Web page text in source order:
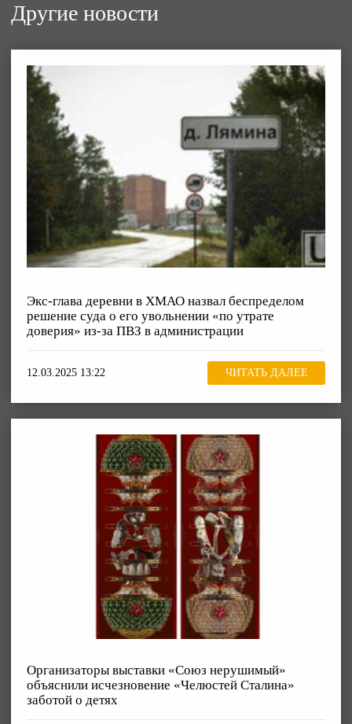
Другие новости
Экс-глава деревни в ХМАО назвал беспределом
решение суда о его увольнении «по утрате
доверия» из-за ПВЗ в администрации
12.03.2025 13:22 ЧИТАТЬ ДАЛЕЕ
Организаторы выставки «Союз нерушимый»
объяснили исчезновение «Челюстей Сталина»
заботой о детях